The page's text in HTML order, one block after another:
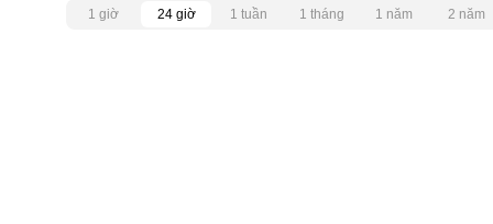
1 giờ 24 giờ 1 tuần 1 tháng 1 năm 2 năm